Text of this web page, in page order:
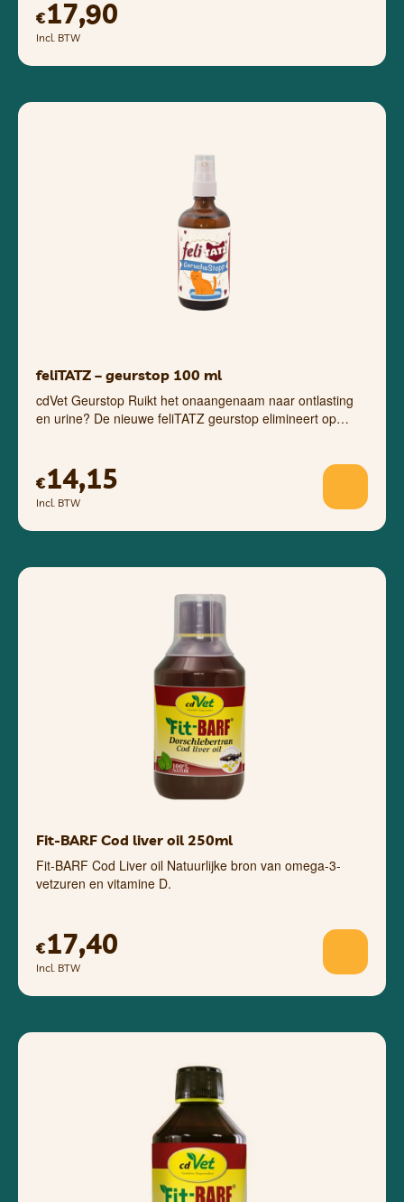
€17,90
Incl. BTW
feliTATZ – geurstop 100 ml
cdVet Geurstop Ruikt het onaangenaam naar ontlasting
en urine? De nieuwe feliTATZ geurstop elimineert op…
€14,15
Incl. BTW
Fit-BARF Cod liver oil 250ml
Fit-BARF Cod Liver oil Natuurlijke bron van omega-3-
vetzuren en vitamine D.
€17,40
Incl. BTW